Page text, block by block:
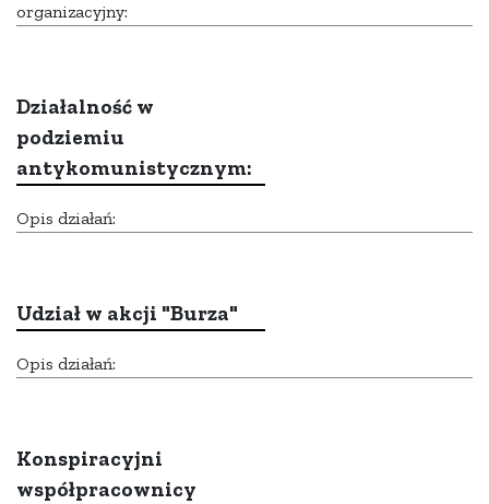
organizacyjny:
Działalność w
podziemiu
antykomunistycznym:
Opis działań:
Udział w akcji "Burza"
Opis działań:
Konspiracyjni
współpracownicy